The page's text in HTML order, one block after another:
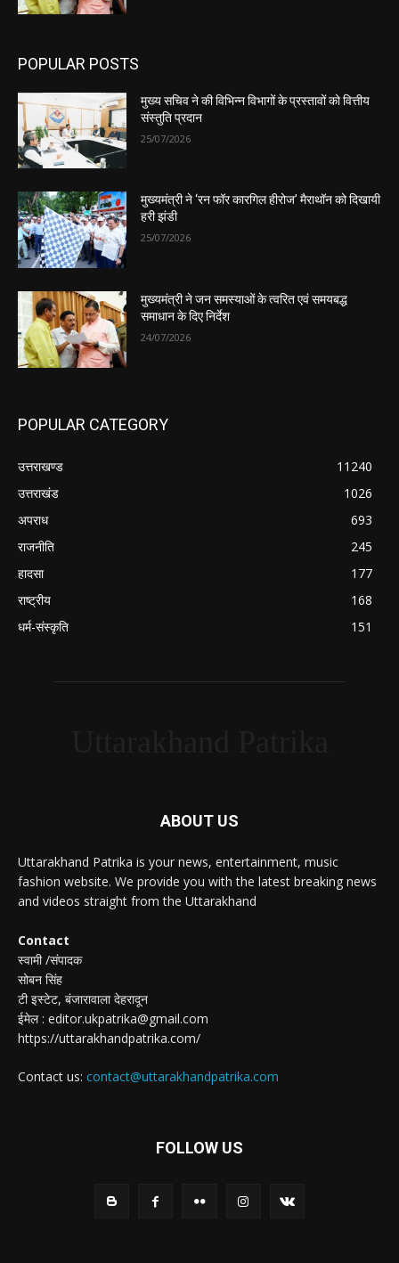
POPULAR POSTS
मुख्य सचिव ने की विभिन्न विभागों के प्रस्तावों को वित्तीय
संस्तुति प्रदान
25/07/2026
मुख्यमंत्री ने ‘रन फॉर कारगिल हीरोज’ मैराथॉन को दिखायी
हरी झंडी
25/07/2026
मुख्यमंत्री ने जन समस्याओं के त्वरित एवं समयबद्ध
समाधान के दिए निर्देश
24/07/2026
POPULAR CATEGORY
उत्तराखण्ड
11240
उत्तराखंड
1026
अपराध
693
राजनीति
245
हादसा
177
राष्ट्रीय
168
धर्म-संस्कृति
151
ABOUT US
Uttarakhand Patrika is your news, entertainment, music
fashion website. We provide you with the latest breaking news
and videos straight from the Uttarakhand
Contact
स्वामी /संपादक
सोबन सिंह
टी इस्टेट, बंजारावाला देहरादून
ईमेल : editor.ukpatrika@gmail.com
https://uttarakhandpatrika.com/
Contact us: contact@uttarakhandpatrika.com
FOLLOW US